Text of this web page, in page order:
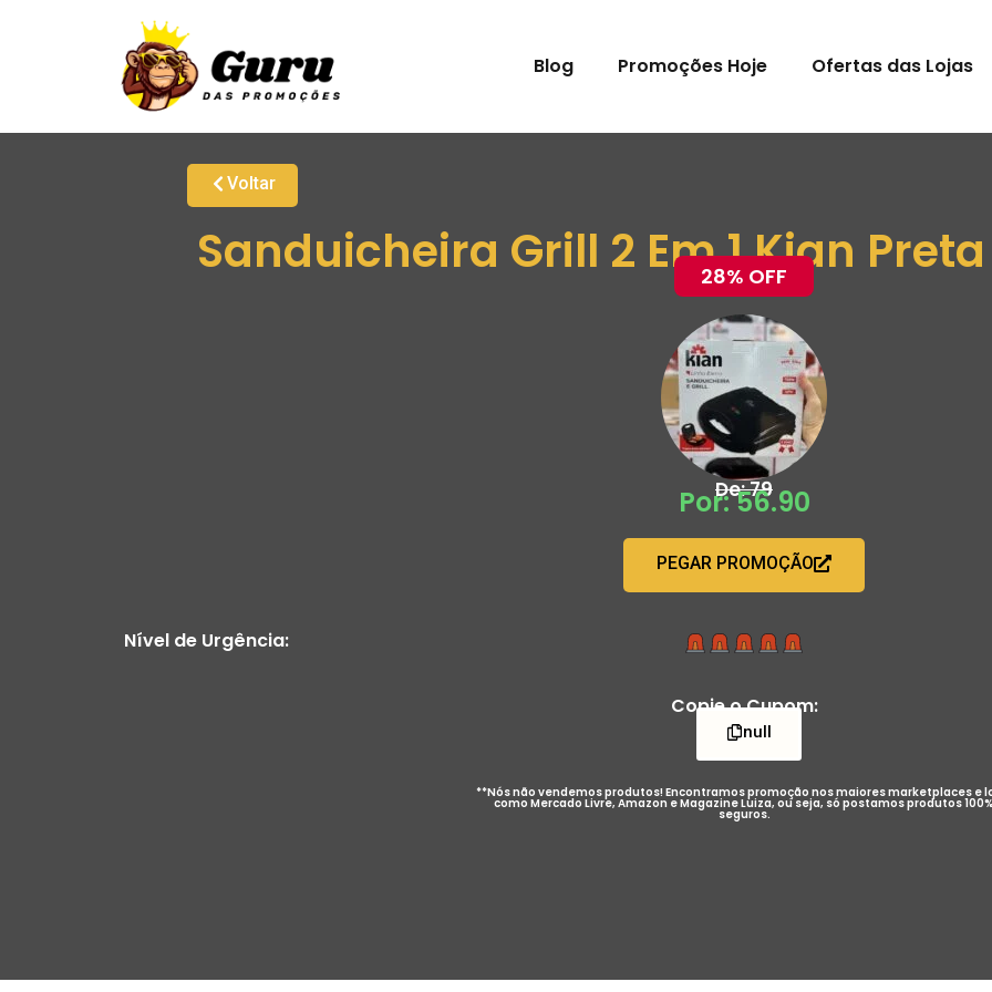
Blog Promoções Hoje Ofertas das Lojas
Voltar
Sanduicheira Grill 2 Em 1 Kian
28% OFF
De: 79
Por: 56.90
PEGAR PROMOÇÃO
Nível de Urgência:
Copie o Cupom:
null
**Nós não vendemos produtos! Encontramos promoção nos maiores marketplaces e
como Mercado Livre, Amazon e Magazine Luiza, ou seja, só postamos produtos 100%
seguros.